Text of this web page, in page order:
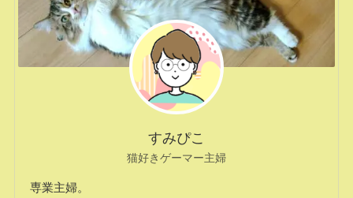
すみぴこ
猫好きゲーマー主婦
専業主婦。